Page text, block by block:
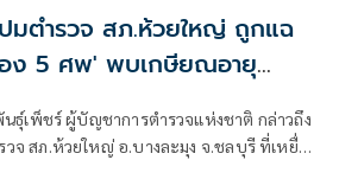
มตำรวจ สภ.ห้วยใหญ่ ถูกแฉ
ง 5 ศพ' พบเกษียณอายุ
ธุ์เพ็ชร์ ผู้บัญชาการตำรวจแห่งชาติ กล่าวถึง
จ สภ.ห้วยใหญ่ อ.บางละมุง จ.ชลบุรี ที่เหยื่อ